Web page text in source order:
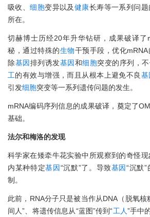
吸收、细胞变异以及健康长寿等一系列问题
所在。
切赫博士历经20年升华钻研，成果破译了
秘，通过特殊的生物干预手段，优化mRNA
除基因排列诱发基因和细胞突变的序列，
工的有效与增强，而且从根本上避免不良基
引发细胞突变等一系列遗传问题的发生。
mRNA编码序列信息的成果破译，奠定了
基础。
法尔和梅洛的发现
科学家在矮牵牛花实验中所观察到的奇怪
内某种特定基因“沉默”了。导致基因“沉默
制。
此前，RNA分子只是被当作从DNA（脱氧核
间人”、将遗传信息从“蓝图”传到“工人”手中